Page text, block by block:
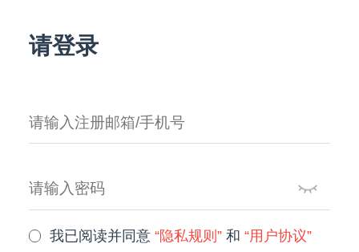
请登录
我已阅读并同意“隐私规则” 和“用户协议”